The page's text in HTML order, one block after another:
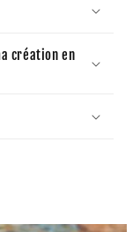
création en